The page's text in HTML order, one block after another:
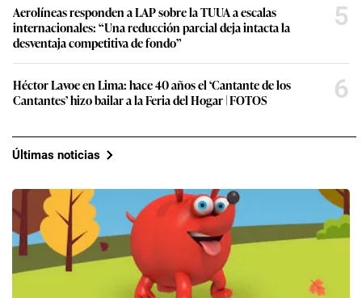
Aerolíneas responden a LAP sobre la TUUA a escalas
internacionales: “Una reducción parcial deja intacta la
desventaja competitiva de fondo”
5
Héctor Lavoe en Lima: hace 40 años el ‘Cantante de los
Cantantes’ hizo bailar a la Feria del Hogar | FOTOS
6
Últimas noticias